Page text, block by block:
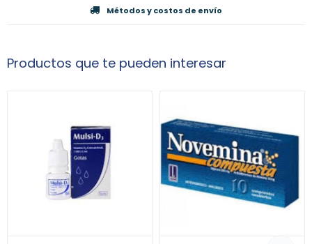
Métodos y costos de envío
Productos que te pueden interesar